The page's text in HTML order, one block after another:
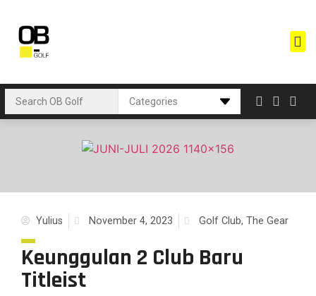
Yulius November 4, 2023 Golf Club, The Gear
Keunggulan 2 Club Baru
Titleist